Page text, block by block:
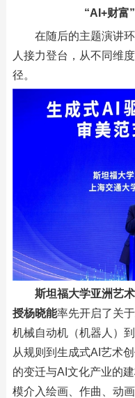
“AI+财富
在随后的主题演讲
人接力登台，从不同维
径。
斯坦福大学亚洲艺
授杨晓能率先开启了关
机械自动机（机器人）
从规则到生成式AI艺术
的变迁与AI文化产业的
模介入绘画、作曲、动